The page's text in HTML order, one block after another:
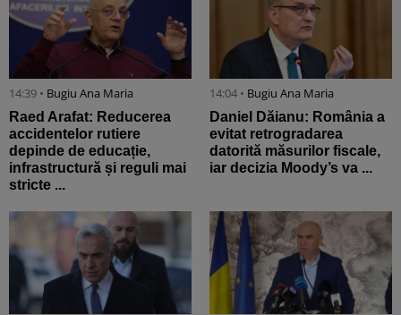
14:39 • Bugiu ⁠Ana Maria
Raed Arafat: Reducerea
accidentelor rutiere
depinde de educație,
infrastructură și reguli mai
stricte ...
14:04 • Bugiu ⁠Ana Maria
Daniel Dăianu: România a
evitat retrogradarea
datorită măsurilor fiscale,
iar decizia Moody’s va ...